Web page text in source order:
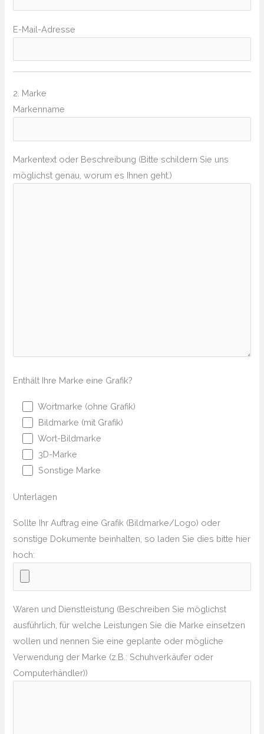
E-Mail-Adresse
2. Marke
Markenname
Markentext oder Beschreibung (Bitte schildern Sie uns
möglichst genau, worum es Ihnen geht.)
Enthält Ihre Marke eine Grafik?
Wortmarke (ohne Grafik)
Bildmarke (mit Grafik)
Wort-Bildmarke
3D-Marke
Sonstige Marke
Unterlagen
Sollte Ihr Auftrag eine Grafik (Bildmarke/Logo) oder
sonstige Dokumente beinhalten, so laden Sie dies bitte hier
hoch:
Waren und Dienstleistung (Beschreiben Sie möglichst
ausführlich, für welche Leistungen Sie die Marke einsetzen
wollen und nennen Sie eine geplante oder mögliche
Verwendung der Marke (z.B.: Schuhverkäufer oder
Computerhändler))